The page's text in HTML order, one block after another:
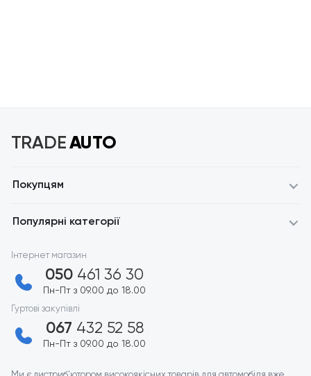
TRADEAUTO
Інтернет магазин
050 461 36 30
Пн-Пт з 09.00 до 18.00
Гуртові закупівлі
067 432 52 58
Пн-Пт з 09.00 до 18.00
Покупцям
Популярні категорії